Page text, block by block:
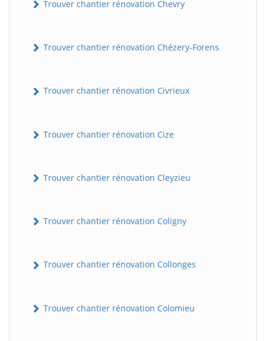
Trouver chantier rénovation Chevry
Trouver chantier rénovation Chézery-Forens
Trouver chantier rénovation Civrieux
Trouver chantier rénovation Cize
Trouver chantier rénovation Cleyzieu
Trouver chantier rénovation Coligny
Trouver chantier rénovation Collonges
Trouver chantier rénovation Colomieu